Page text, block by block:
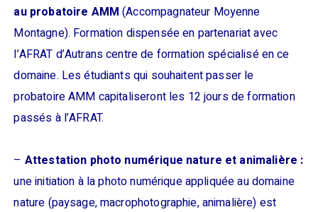
au probatoire AMM (Accompagnateur Moyenne
Montagne). Formation dispensée en partenariat avec
l’AFRAT d’Autrans centre de formation spécialisé en ce
domaine. Les étudiants qui souhaitent passer le
probatoire AMM capitaliseront les 12 jours de formation
passés à l’AFRAT.
– Attestation photo numérique nature et animalière :
une initiation à la photo numérique appliquée au domaine
nature (paysage, macrophotographie, animalière) est